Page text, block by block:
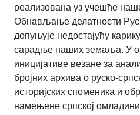
реализована уз учешће
Обнављање делатности
допуњуje недостаjућу
сарадње наших земаља. У
иницијативе везане за
бројних архива о руско-
историјских споменика и
намењене српској